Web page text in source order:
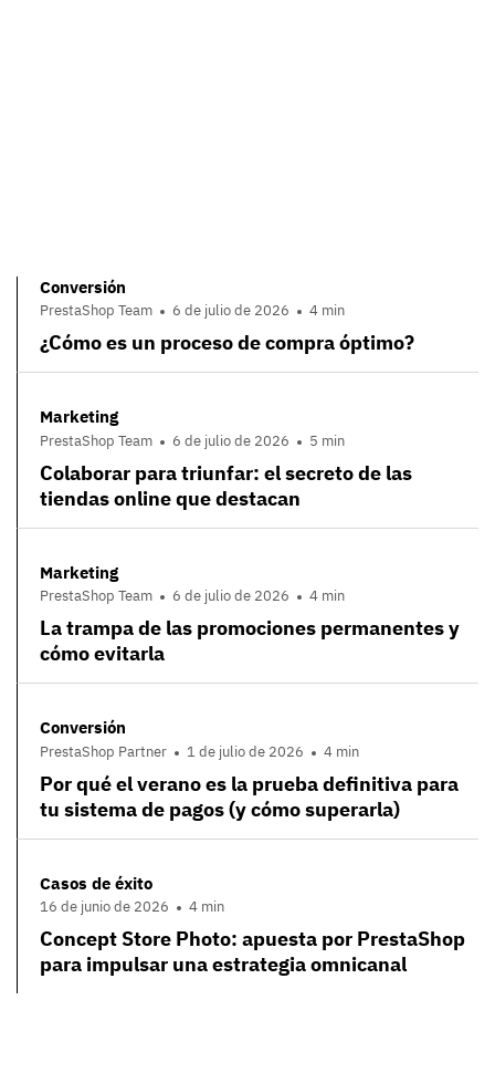
Conversión
PrestaShop Team 6 de julio de 2026 4 min
¿Cómo es un proceso de compra óptimo?
Marketing
PrestaShop Team 6 de julio de 2026 5 min
Colaborar para triunfar: el secreto de las
tiendas online que destacan
Marketing
PrestaShop Team 6 de julio de 2026 4 min
La trampa de las promociones permanentes y
cómo evitarla
Conversión
PrestaShop Partner 1 de julio de 2026 4 min
Por qué el verano es la prueba definitiva para
tu sistema de pagos (y cómo superarla)
Casos de éxito
16 de junio de 2026 4 min
Concept Store Photo: apuesta por PrestaShop
para impulsar una estrategia omnicanal